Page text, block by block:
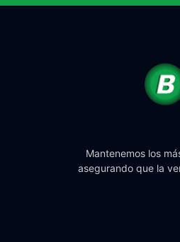
Mantenemos los
asegurando que la